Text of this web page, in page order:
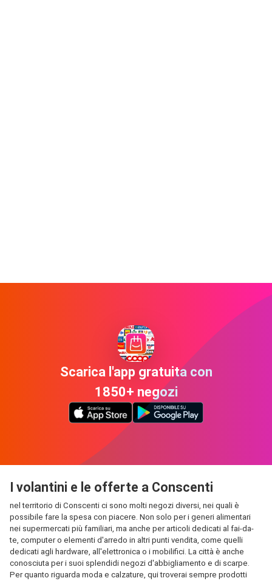
Scarica l'app gratuita con
1850+ negozi
I volantini e le offerte a Conscenti
nel territorio di Conscenti ci sono molti negozi diversi, nei quali è
possibile fare la spesa con piacere. Non solo per i generi alimentari
nei supermercati più familiari, ma anche per articoli dedicati al fai-da-
te, computer o elementi d'arredo in altri punti vendita, come quelli
dedicati agli hardware, all'elettronica o i mobilifici. La città è anche
conosciuta per i suoi splendidi negozi d'abbigliamento e di scarpe.
Per quanto riguarda moda e calzature, qui troverai sempre prodotti